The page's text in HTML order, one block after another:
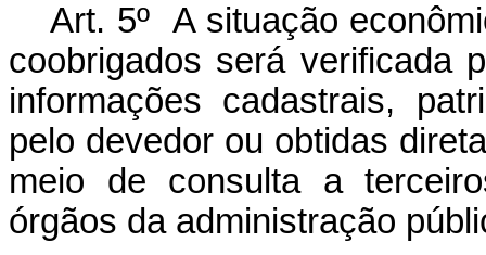
Art. 5º A situação
coobrigados será verificada
informações cadastrais,
pelo devedor ou obtidas
meio de consulta a
órgãos da administração